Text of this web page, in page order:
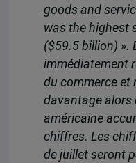
goods and
was the highest
($59.5 billion) ».
immédiatement
du commerce et
davantage alors
américaine
chiffres. Les
de juillet seront